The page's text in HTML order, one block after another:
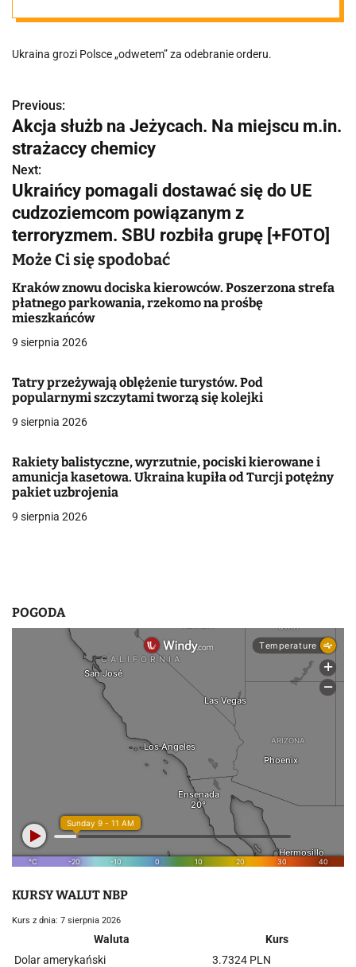
Ukraina grozi Polsce „odwetem” za odebranie orderu.
N
a
w
i
g
a
c
j
a
w
p
s
u
Previous:
Akcja służb na Jeżycach. Na miejscu m.in.
strażaccy chemicy
Next:
Ukraińcy pomagali dostawać się do UE
cudzoziemcom powiązanym z
terroryzmem. SBU rozbiła grupę [+FOTO]
Może Ci się spodobać
Kraków znowu dociska kierowców. Poszerzona strefa
płatnego parkowania, rzekomo na prośbę
mieszkańców
9 sierpnia 2026
Tatry przeżywają oblężenie turystów. Pod
popularnymi szczytami tworzą się kolejki
9 sierpnia 2026
Rakiety balistyczne, wyrzutnie, pociski kierowane i
amunicja kasetowa. Ukraina kupiła od Turcji potężny
pakiet uzbrojenia
9 sierpnia 2026
POGODA
KURSY WALUT NBP
Kurs z dnia: 7 sierpnia 2026
Waluta
Kurs
Dolar amerykański
3.7324 PLN